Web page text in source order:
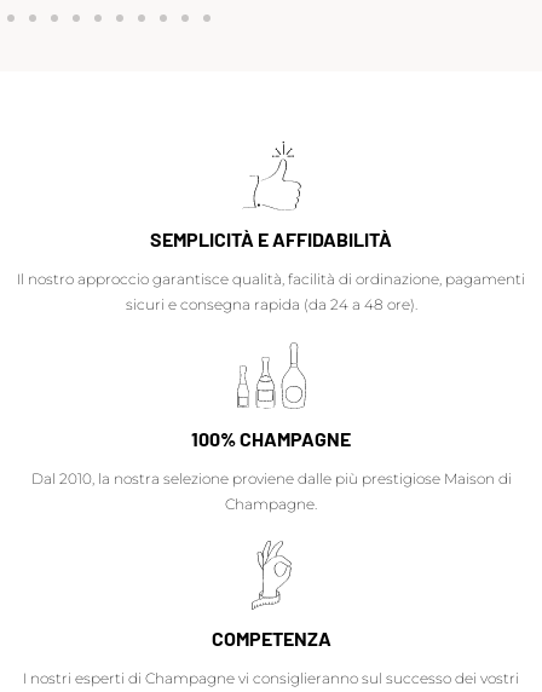
SEMPLICITÀ E AFFIDABILITÀ
Il nostro approccio garantisce qualità, facilità di ordinazione, pagamenti
sicuri e consegna rapida (da 24 a 48 ore).
100% CHAMPAGNE
Dal 2010, la nostra selezione proviene dalle più prestigiose Maison di
Champagne.
COMPETENZA
I nostri esperti di Champagne vi consiglieranno sul successo dei vostri